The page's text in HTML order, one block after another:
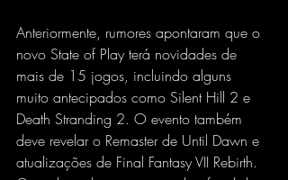
Anteriormente, rumores apontaram que o
novo State of Play terá novidades de
mais de 15 jogos, incluindo alguns
muito antecipados como Silent Hill 2 e
Death Stranding 2. O evento também
deve revelar o Remaster de Until Dawn e
atualizações de Final Fantasy VII Rebirth.